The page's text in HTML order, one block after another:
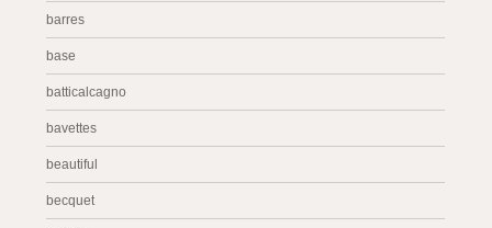
barres
base
batticalcagno
bavettes
beautiful
becquet